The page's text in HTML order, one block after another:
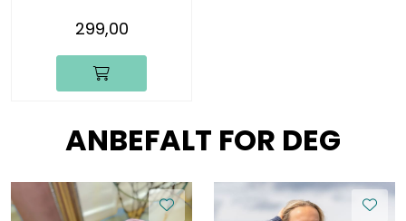
299,00
ANBEFALT FOR DEG